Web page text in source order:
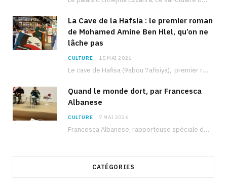
La Cave de la Hafsia : le premier roman
de Mohamed Amine Ben Hlel, qu’on ne
lâche pas
CULTURE 15 MAI 2026
Le cave de Hafisa (9abou 7afisiya), premier roman du journaliste tunisien Mohamed Amine Ben Hlel,…
Quand le monde dort, par Francesca
Albanese
CULTURE 7 MAI 2026
Francesca Albanese, rapporteuse spéciale de l’ONU sur les territoires palestiniens occupés, était à Tunis pour…
CATÉGORIES